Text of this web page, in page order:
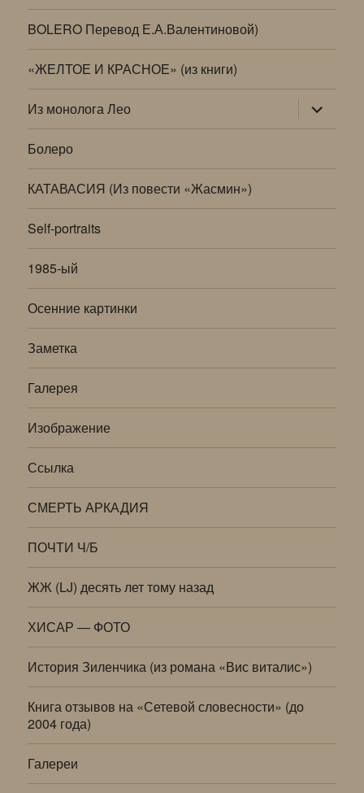
BOLERO Перевод Е.А.Валентиновой)
«ЖЕЛТОЕ И КРАСНОЕ» (из книги)
Из монолога Лео раскрыть
дочернее
меню
Болеро
КАТАВАСИЯ (Из повести «Жасмин»)
Self-portraits
1985-ый
Осенние картинки
Заметка
Галерея
Изображение
Ссылка
СМЕРТЬ АРКАДИЯ
ПОЧТИ Ч/Б
ЖЖ (LJ) десять лет тому назад
ХИСАР — ФОТО
История Зиленчика (из романа «Вис виталис»)
Книга отзывов на «Сетевой словесности» (до
2004 года)
Галереи